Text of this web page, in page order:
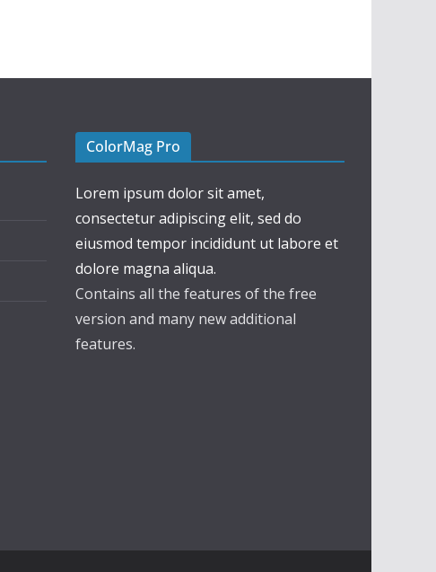
ColorMag Pro
Lorem ipsum dolor sit amet,
consectetur adipiscing elit, sed do
eiusmod tempor incididunt ut labore et
dolore magna aliqua.
Contains all the features of the free
version and many new additional
features.